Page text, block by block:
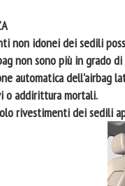
non idonei dei sedili
non sono più in grado
automatica dell'airbag
o addirittura mortali.
rivestimenti dei sedili